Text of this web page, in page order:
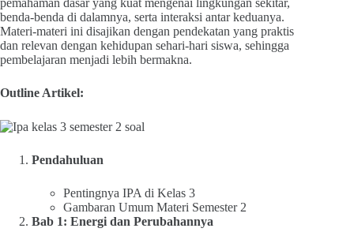
pemahaman dasar yang kuat mengenai lingkungan sekitar,
benda-benda di dalamnya, serta interaksi antar keduanya.
Materi-materi ini disajikan dengan pendekatan yang praktis
dan relevan dengan kehidupan sehari-hari siswa, sehingga
pembelajaran menjadi lebih bermakna.
Outline Artikel:
Pendahuluan
Pentingnya IPA di Kelas 3
Gambaran Umum Materi Semester 2
Bab 1: Energi dan Perubahannya